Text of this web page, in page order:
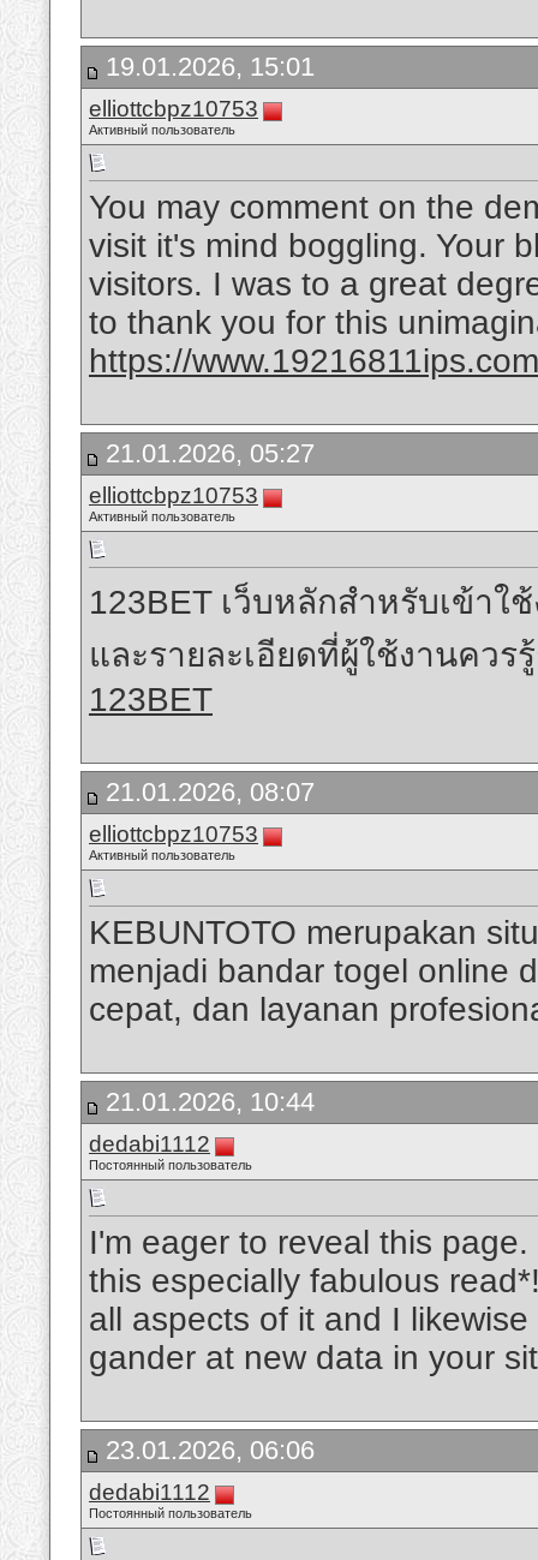
19.01.2026, 15:01
elliottcbpz10753
Активный пользователь
You may comment on the
visit it's mind boggling. Your
visitors. I was to a great
to thank you for this
https://
21.01.2026, 05:27
elliottcbpz10753
Активный пользователь
123BET เว็บหลักสำหรับเข้า
และรายละเอียดที่ผู้ใช้งานควร
123BET
21.01.2026, 08:07
elliottcbpz10753
Активный пользователь
KEBUNTOTO merupakan
menjadi bandar togel online
cepat, dan layanan
21.01.2026, 10:44
dedabi1112
Постоянный пользователь
I'm eager to reveal this
this especially fabulous
all aspects of it and I
gander at new data in your
23.01.2026, 06:06
dedabi1112
Постоянный пользователь